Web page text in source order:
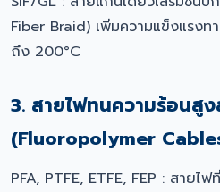
Fiber Braid) เพิ่มความแข็งแรงท
ถึง 200°C
3. สายไฟทนความร้อนสู
(Fluoropolymer
PFA, PTFE, ETFE, FEP : สายไ